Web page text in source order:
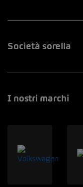
Società sorella
I nostri marchi